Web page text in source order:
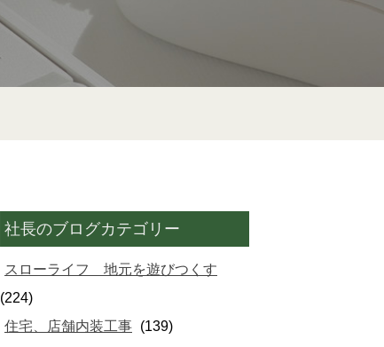
社長のブログカテゴリー
スローライフ 地元を遊びつくす
(224)
住宅、店舗内装工事 (139)